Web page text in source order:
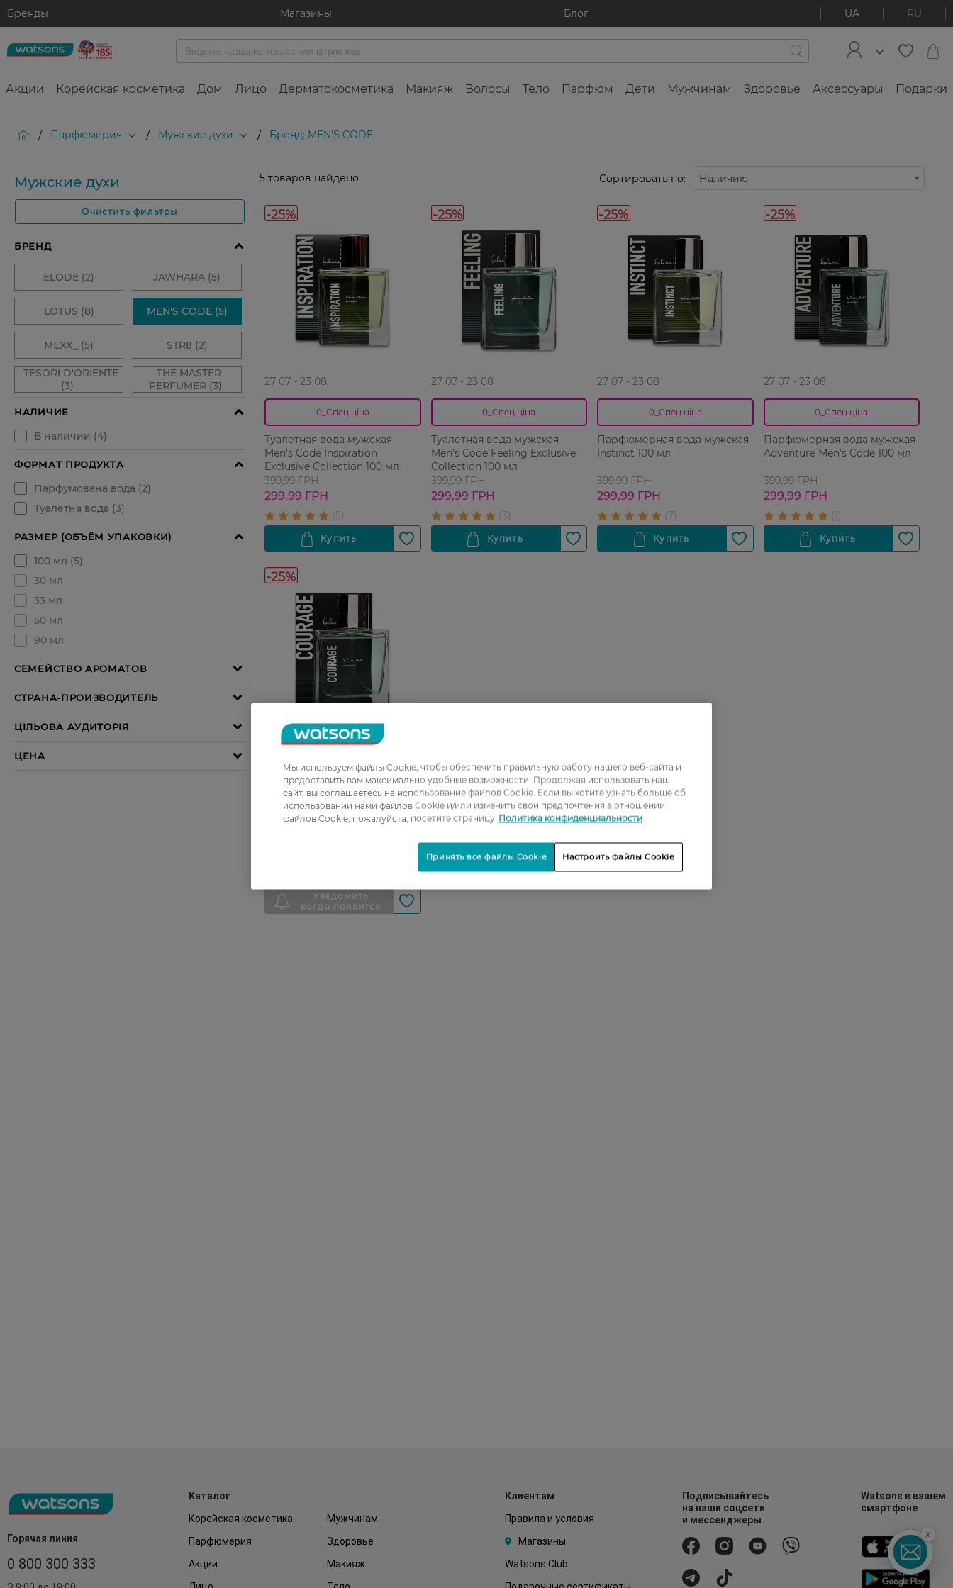
Бренды Магазины Блог UA RU
Акции Корейская косметика Дом Лицо Дерматокосметика Макияж Волосы Тело Парфюм Дети Мужчинам Здоровье Аксессуары Подарки
/ Парфюмерия / Мужские духи / Бренд: MEN'S CODE
Мужские духи
Очистить фильтры
5 товаров найдено Сортировать по: Наличию
-25%
27 07 - 23 08
0_Спец.ціна
Туалетная вода мужская
Men's Code Inspiration
Exclusive Collection 100 мл
399,99 ГРН
299,99 ГРН
-25%
27 07 - 23 08
0_Спец.ціна
Туалетная вода мужская
Men’s Code Feeling Exclusive
Collection 100 мл
399,99 ГРН
299,99 ГРН
-25%
27 07 - 23 08
0_Спец.ціна
Парфюмерная вода мужская
Instinct 100 мл
399,99 ГРН
299,99 ГРН
-25%
27 07 - 23 08
0_Спец.ціна
Парфюмерная вода мужская
Adventure Men's Code 100 мл
399,99 ГРН
299,99 ГРН
-25%
27 07 - 23 08
0_Спец.ціна
Туалетная вода мужская
Men's Code Courage Exclusive
Горячая линия
0 800 300 333
Каталог
Корейская косметика
Мужчинам
Парфюмерия
Здоровье
Акции
Макияж
Клиентам
Правила и условия
Магазины
Watsons Club
Подписывайтесь
на наши соцсети
и мессенджеры
Watsons в вашем
смартфоне
x
Мы используем файлы Cookie, чтобы обеспечить правильную работу нашего веб-сайта и
предоставить вам максимально удобные возможности. Продолжая использовать наш
сайт, вы соглашаетесь на использование файлов Cookie. Если вы хотите узнать больше об
использовании нами файлов Cookie и/или изменить свои предпочтения в отношении
файлов Cookie, пожалуйста, посетите страницу Политика конфиденциальности
Настроить файлы Cookie
Принять все файлы Cookie